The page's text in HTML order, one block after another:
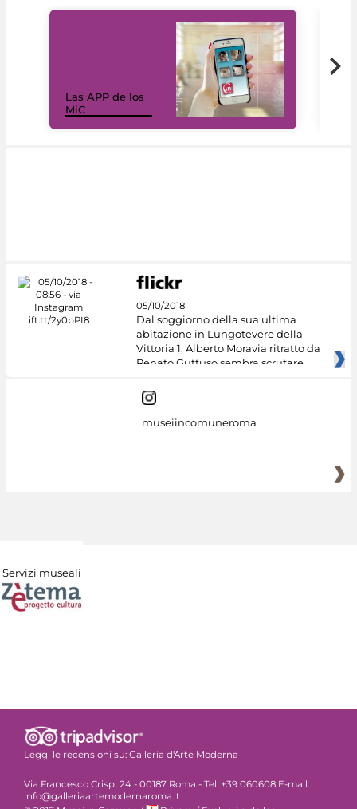
Las APP de los
MiC
05/10/2018
Dal soggiorno della sua ultima
abitazione in Lungotevere della
Vittoria 1, Alberto Moravia ritratto da
Renato Guttuso sembra scrutare
museiincomuneroma
Servizi museali
Leggi le recensioni su: Galleria d'Arte Moderna
Via Francesco Crispi 24 - 00187 Roma - Tel. +39 060608 E-mail:
info@galleriaartemodernaroma.it